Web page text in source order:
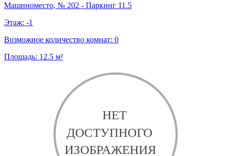
Машиноместо, № 202 - Паркинг 11.5
Этаж: -1
Возможное количество комнат: 0
Площадь: 12.5 м²